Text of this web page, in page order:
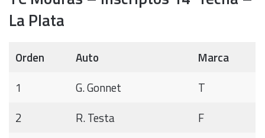
La Plata
Orden Auto
Marca
1
G. Gonnet
T
2
R. Testa
F